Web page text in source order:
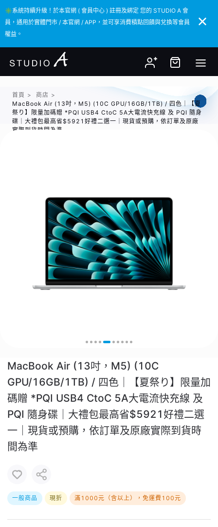
✳️系統持續升級！於本官網 ( 會員中心 ) 註冊及綁定 您的 STUDIO A 會
員，通用於實體門市 / 本官網 / APP，並可享消費積點回饋與兌換等會員
權益。
✳️系統持續升級！於本官網 ( 會員中心 ) 註冊及綁定 您的 STUDIO A 會
員，通用於實體門市 / 本官網 / APP，並可享消費積點回饋與兌換等會員
權益。
首頁 > 商店 >
MacBook Air (13吋，M5) (10C GPU/16GB/1TB) / 四色｜【夏
祭り】限量加碼贈 *PQI USB4 CtoC 5A大電流快充線 及 PQI 隨身
碟｜大禮包最高省$5921好禮二選一｜現貨或預購，依訂單及原廠
實際到貨時間為準
MacBook Air (13吋，M5) (10C
GPU/16GB/1TB) / 四色｜【夏祭り】限量加
碼贈 *PQI USB4 CtoC 5A大電流快充線 及
PQI 隨身碟｜大禮包最高省$5921好禮二選
一｜現貨或預購，依訂單及原廠實際到貨時
間為準
一般商品 現折 滿1000元（含以上），免運費100元